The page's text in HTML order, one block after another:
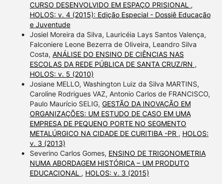
CURSO DESENVOLVIDO EM ESPAÇO PRISIONAL ,
HOLOS: v. 4 (2015): Edição Especial - Dossiê Educação
e Juventude
Josiel Moreira da Silva, Lauricéia Lays Santos Valença,
Falconiere Leone Bezerra de Oliveira, Leandro Silva
Costa, ANÁLISE DO ENSINO DE CIÊNCIAS NAS
ESCOLAS DA REDE PÚBLICA DE SANTA CRUZ/RN ,
HOLOS: v. 5 (2010)
Josiane MELLO, Washington Luiz da Silva MARTINS,
Caroline Rodrigues VAZ, Antonio Carlos de FRANCISCO,
Paulo Maurício SELIG, GESTÃO DA INOVAÇÃO EM
ORGANIZAÇÕES: UM ESTUDO DE CASO EM UMA
EMPRESA DE PEQUENO PORTE NO SEGMENTO
METALÚRGICO NA CIDADE DE CURITIBA -PR , HOLOS:
v. 3 (2013)
Severino Carlos Gomes, ENSINO DE TRIGONOMETRIA
NUMA ABORDAGEM HISTÓRICA – UM PRODUTO
EDUCACIONAL , HOLOS: v. 3 (2015)